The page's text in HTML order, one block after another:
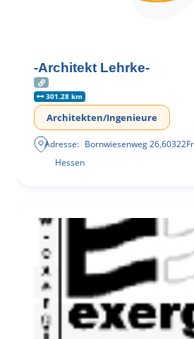
-Architekt Lehrke-
301.28 km
Architekten/Ingenieure
Adresse: Bornwiesenweg 26,60322
Hessen